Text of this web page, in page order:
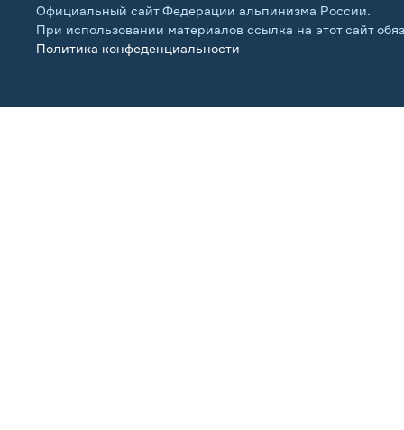
Официальный сайт Федерации альпинизма России.
При использовании материалов ссылка на этот сайт
Политика конфеденциальности